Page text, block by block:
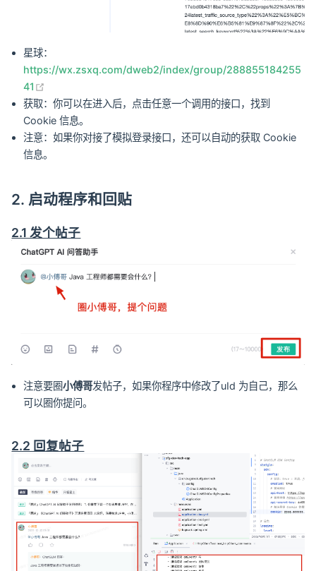
星球：
https://wx.zsxq.com/dweb2/index/group/288855184255
41
获取：你可以在进入后，点击任意一个调用的接口，找到
Cookie 信息。
注意：如果你对接了模拟登录接口，还可以自动的获取 Cookie
信息。
2. 启动程序和回贴
2.1 发个帖子
注意要圈小傅哥发帖子，如果你程序中修改了uId 为自己，那么
可以圈你提问。
2.2 回复帖子